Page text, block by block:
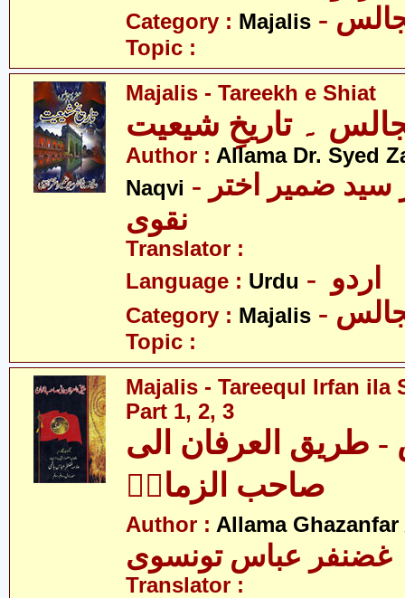
Category : Majalis
Topic :
Majalis - Tareekh e Shiat
۔ تاریخِ شیعیت
Author : Allama Dr. Syed
Naqvi - علامہ ڈاکٹر سید ضمیر اختر
نقوی
Translator :
Language : Urdu
Category : Majalis
Topic :
Majalis - Tareequl Irfan ila
Part 1, 2, 3
طریق العرفان الی
صاحب الزمانؑ
Author : Allama
غضنفر عباس تونسوی
Translator :